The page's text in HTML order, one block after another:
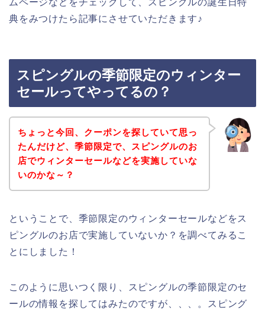
典をみつけたら記事にさせていただきます♪
スピングルの季節限定のウィンター
セールってやってるの？
ちょっと今回、クーポンを探していて思っ
たんだけど、季節限定で、スピングルのお
店でウィンターセールなどを実施していな
いのかな～？
ということで、季節限定のウィンターセールなどをス
ピングルのお店で実施していないか？を調べてみるこ
とにしました！
このように思いつく限り、スピングルの季節限定のセ
ールの情報を探してはみたのですが、、、。スピング